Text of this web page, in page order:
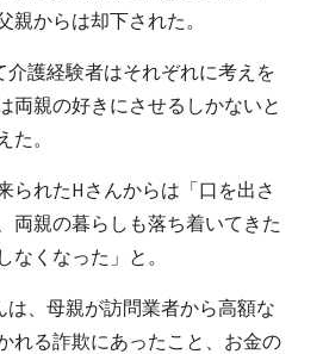
親からは却下された。
介護経験者はそれぞれに考えを
両親の好きにさせるしかないと
た。
られたHさんからは「口を出さ
両親の暮らしも落ち着いてきた
なくなった」と。
は、母親が訪問業者から高額な
れる詐欺にあったこと、お金の